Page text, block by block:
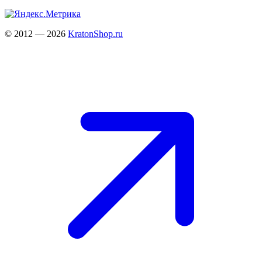
© 2012 — 2026 KratonShop.ru